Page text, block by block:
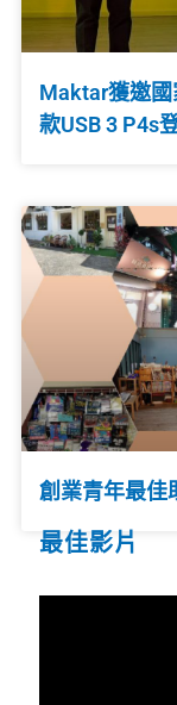
Maktar獲邀國
款USB 3 P4s
創業青年最
最佳影片